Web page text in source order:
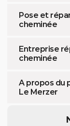
Pose et
cheminée
Entreprise
cheminée
A propos du
Le Merzer